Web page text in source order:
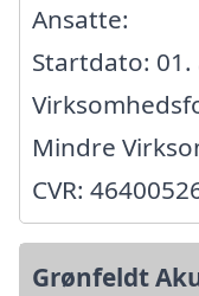
Ansatte:
Startdato: 01.
Mindre
CVR:
Grønfeldt